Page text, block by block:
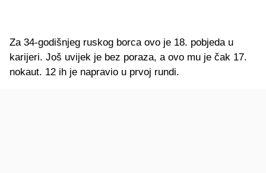
Za 34-godišnjeg ruskog borca ovo je 18. pobjeda u
karijeri. Još uvijek je bez poraza, a ovo mu je čak 17.
nokaut. 12 ih je napravio u prvoj rundi.